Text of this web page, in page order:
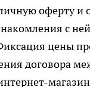
оферту и
с ней
цены
договора